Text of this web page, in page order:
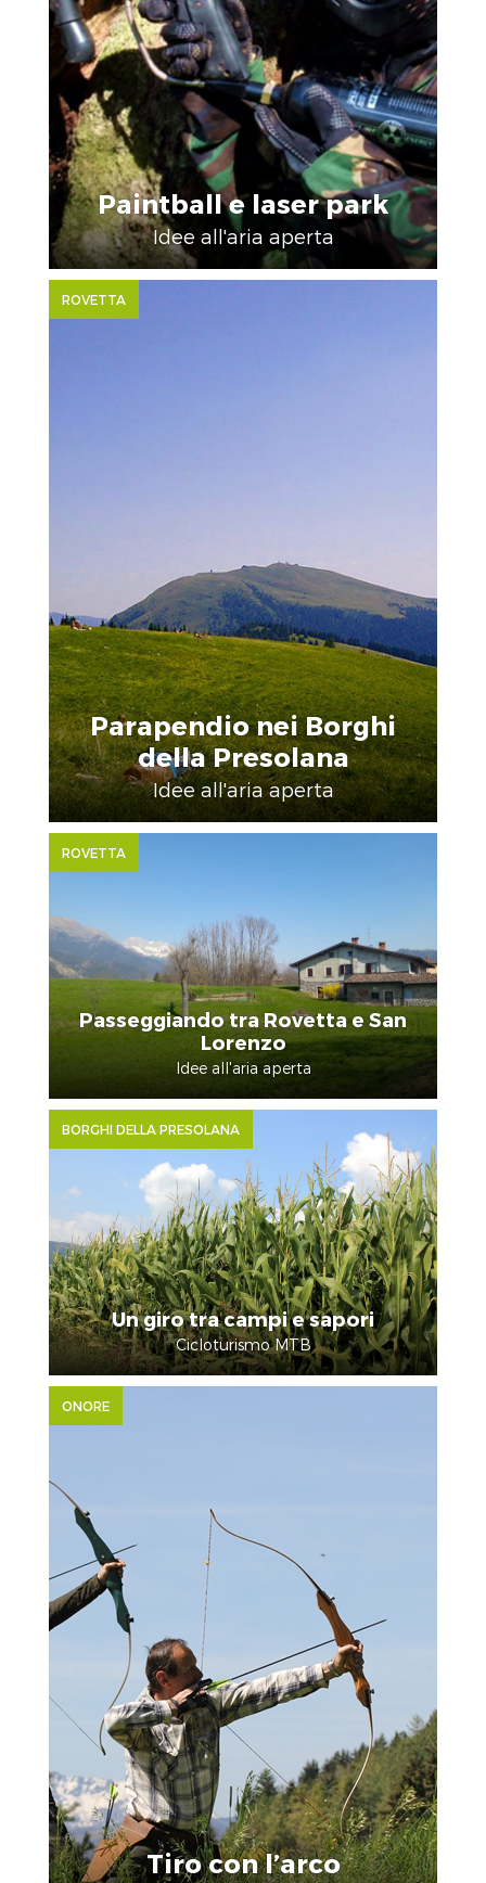
Paintball e laser park
Idee all'aria aperta
ROVETTA
Parapendio nei Borghi
della Presolana
Idee all'aria aperta
ROVETTA
Passeggiando tra Rovetta e San
Lorenzo
Idee all'aria aperta
BORGHI DELLA PRESOLANA
Un giro tra campi e sapori
Cicloturismo MTB
ONORE
Tiro con l’arco